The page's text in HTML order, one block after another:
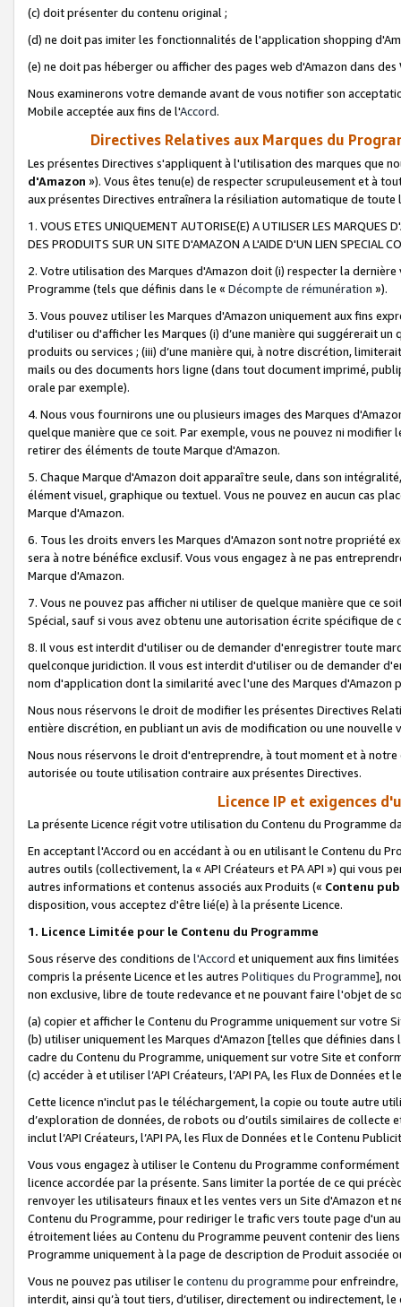
(c) doit présenter du contenu original ;
(d) ne doit pas imiter les fonctionnalités de l'application shopping
(e) ne doit pas héberger ou afficher des pages web d'Amazon dans
Nous examinerons votre demande avant de vous notifier son
Mobile acceptée aux fins de l'Accord.
Directives Relatives aux Marques du
Les présentes Directives s'appliquent à l'utilisation des marques que
d'Amazon »). Vous êtes tenu(e) de respecter scrupuleusement et à
aux présentes Directives entraînera la résiliation automatique de
1. VOUS ETES UNIQUEMENT AUTORISE(E) A UTILISER LES MARQUES
DES PRODUITS SUR UN SITE D'AMAZON A L'AIDE D'UN LIEN SPECIAL
2. Votre utilisation des Marques d'Amazon doit (i) respecter la
Programme (tels que définis dans le « Décompte de rémunération »).
3. Vous pouvez utiliser les Marques d'Amazon uniquement aux fins
d'utiliser ou d'afficher les Marques (i) d’une manière qui suggérerait
produits ou services ; (iii) d’une manière qui, à notre discrétion,
mails ou des documents hors ligne (dans tout document imprimé,
orale par exemple).
4. Nous vous fournirons une ou plusieurs images des Marques
quelque manière que ce soit. Par exemple, vous ne pouvez ni
retirer des éléments de toute Marque d'Amazon.
5. Chaque Marque d'Amazon doit apparaître seule, dans son
élément visuel, graphique ou textuel. Vous ne pouvez en aucun cas
Marque d'Amazon.
6. Tous les droits envers les Marques d'Amazon sont notre propriété
sera à notre bénéfice exclusif. Vous vous engagez à ne pas
Marque d'Amazon.
7. Vous ne pouvez pas afficher ni utiliser de quelque manière que ce
Spécial, sauf si vous avez obtenu une autorisation écrite spécifique de
8. Il vous est interdit d'utiliser ou de demander d'enregistrer toute
quelconque juridiction. Il vous est interdit d'utiliser ou de demander
nom d'application dont la similarité avec l'une des Marques
Nous nous réservons le droit de modifier les présentes Directives
entière discrétion, en publiant un avis de modification ou une nouvelle
Nous nous réservons le droit d'entreprendre, à tout moment et à
autorisée ou toute utilisation contraire aux présentes Directives.
Licence IP et exigences
La présente Licence régit votre utilisation du Contenu du Programme
En acceptant l'Accord ou en accédant à ou en utilisant le Contenu du
autres outils (collectivement, la « API Créateurs et PA API ») qui vous
autres informations et contenus associés aux Produits (« Contenu
disposition, vous acceptez d'être lié(e) à la présente Licence.
1. Licence Limitée pour le Contenu du Programme
Sous réserve des conditions de l'Accord et uniquement aux fins
compris la présente Licence et les autres Politiques du Programme],
non exclusive, libre de toute redevance et ne pouvant faire l'objet de
(a) copier et afficher le Contenu du Programme uniquement sur votre
(b) utiliser uniquement les Marques d'Amazon [telles que définies dans
cadre du Contenu du Programme, uniquement sur votre Site et
(c) accéder à et utiliser l’API Créateurs, l’API PA, les Flux de Données
Cette licence n'inclut pas le téléchargement, la copie ou toute autre
d’exploration de données, de robots ou d’outils similaires de
inclut l’API Créateurs, l’API PA, les Flux de Données et le Contenu
Vous vous engagez à utiliser le Contenu du Programme
licence accordée par la présente. Sans limiter la portée de ce qui
renvoyer les utilisateurs finaux et les ventes vers un Site d'Amazon et
Contenu du Programme, pour rediriger le trafic vers toute page d'un
étroitement liées au Contenu du Programme peuvent contenir des
Programme uniquement à la page de description de Produit associée
Vous ne pouvez pas utiliser le contenu du programme pour
interdit, ainsi qu’à tout tiers, d’utiliser, directement ou indirectement,